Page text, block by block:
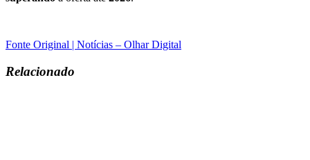
Fonte Original | Notícias – Olhar Digital
Relacionado